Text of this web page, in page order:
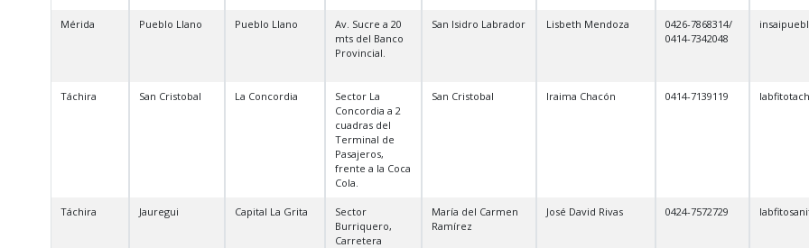
Mérida Pueblo Llano Pueblo Llano
Av. Sucre a 20
mts del Banco
Provincial.
San Isidro Labrador Lisbeth Mendoza
0426-7868314/
0414-7342048
Táchira San Cristobal La Concordia
Sector La
Concordia a 2
cuadras del
Terminal de
Pasajeros,
frente a la Coca
Cola.
San Cristobal Iraima Chacón 0414-7139119
Táchira Jauregui Capital La Grita
Sector
Burriquero,
Carretera
María del Carmen
Ramírez
José David Rivas 0424-7572729